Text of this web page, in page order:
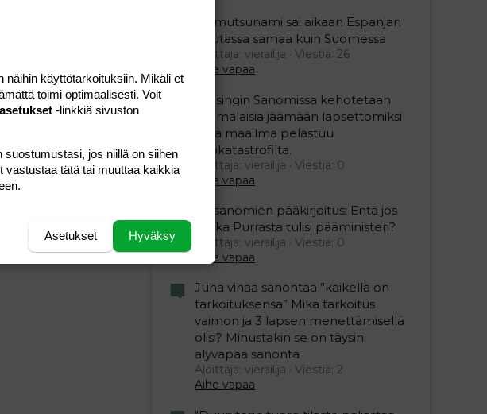
Mamutsunami sai aikaan Espanjan
Ceutassa samaa kuin Suomessa
Aloittaja: vierailija
Viestiä: 26
Aihe vapaa
Helsingin Sanomissa kehotetaan
suomalaisia jäämään lapsettomiksi
jotta maailma pelastuu
ekokatastrofilta.
Aloittaja: vierailija
Viestiä: 0
Aihe vapaa
Iltasanomien pääkirjoitus: Entä jos
Riikka Purrasta tulisi pääministeri?
Aloittaja: vierailija
Viestiä: 0
Aihe vapaa
Juha vihaa sanontaa ”kaikella on
tarkoituksensa” Mikä tarkoitus
vaimon ja 3 lapsen menettämisellä
olisi? Minustakin se on täysin
älyvapaa sanonta
Aloittaja: vierailija
Viestiä: 2
Aihe vapaa
näihin käyttötarkoituksiin. Mikäli et
toimi optimaalisesti. Voit
-linkkiä sivuston
jos niillä on siihen
vastustaa tätä tai muuttaa kaikkia
Hyväksy
Asetukset